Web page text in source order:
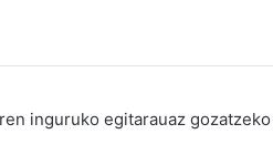
inguruko egitarauaz gozatzeko